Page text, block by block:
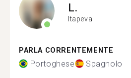
L.
Itapeva
PARLA CORRENTEMENTE
Portoghese Spagnolo